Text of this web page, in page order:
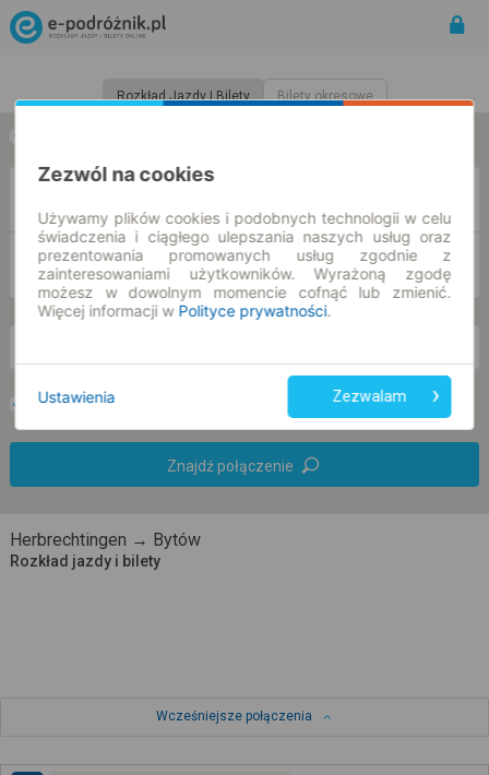
Rozkład Jazdy | Bilety Bilety okresowe
DO
Preferuj bez przesiadek
Znajdź połączenie
Herbrechtingen → Bytów
Rozkład jazdy i bilety
Wcześniejsze połączenia
Zezwól na cookies
Używamy plików cookies i podobnych technologii w celu
świadczenia i ciągłego ulepszania naszych usług oraz
prezentowania promowanych usług zgodnie z
zainteresowaniami użytkowników. Wyrażoną zgodę
możesz w dowolnym momencie cofnąć lub zmienić.
Więcej informacji w Polityce prywatności.
Ustawienia Zezwalam